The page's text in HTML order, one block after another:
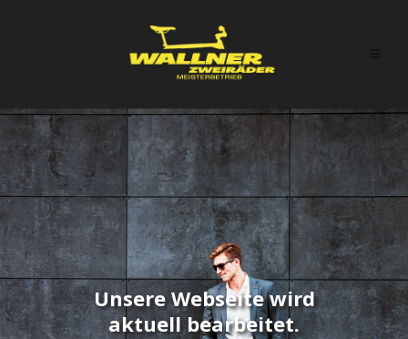
Unsere Webseite wird
aktuell bearbeitet.